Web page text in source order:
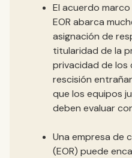
El acuerdo
EOR abarca
asignación de
titularidad de la
privacidad de los
rescisión
que los equipos
deben evaluar
Una empresa de
(EOR) puede